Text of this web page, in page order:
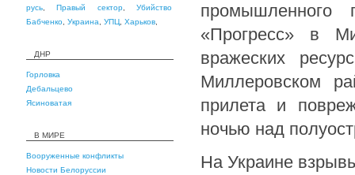
русь ,Правый сектор,Убийство
Бабченко Украина УПЦ Харьков
ДНР
Горловка
Дебальцево
Ясиноватая
В МИРЕ
Вооруженные конфликты
Новости Белоруссии
«Прогресс» в
вражеских
Миллеровском
прилета и
ночью над
На Украине